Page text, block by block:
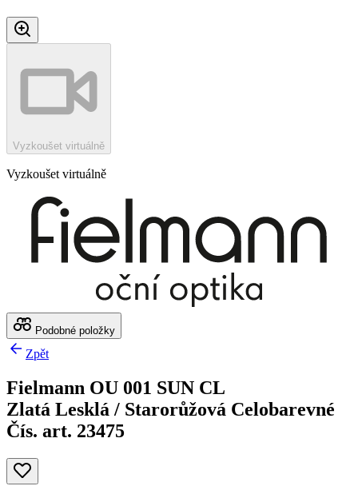
Vyzkoušet virtuálně
Vyzkoušet virtuálně
Podobné položky
Zpět
Fielmann OU 001 SUN CL
Zlatá Lesklá / Starorůžová Celobarevné
Čís. art. 23475